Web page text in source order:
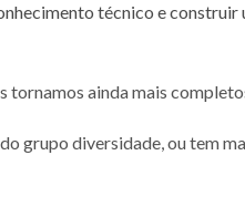
técnico e construir
tornamos ainda mais
grupo diversidade, ou tem